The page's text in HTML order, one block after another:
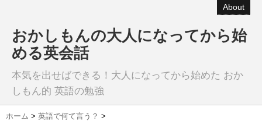
About
おかしもんの大人になってから始
める英会話
本気を出せばできる！大人になってから始めた おか
しもん的 英語の勉強
ホーム > 英語で何て言う？ >